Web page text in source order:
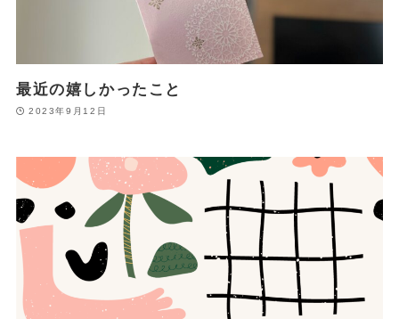
最近の嬉しかったこと
2023年9月12日